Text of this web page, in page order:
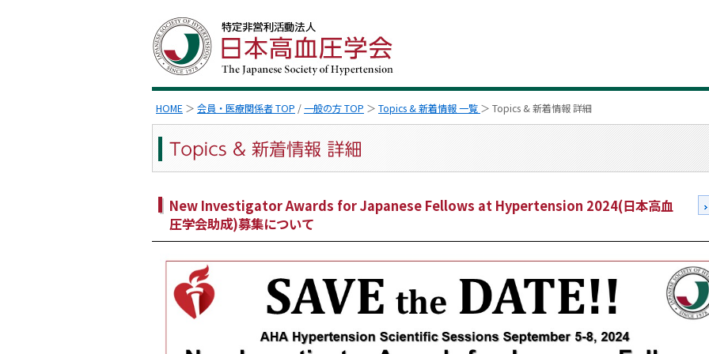
HOME ＞ 会員・医療関係者 TOP /一般の方 TOP ＞ Topics & 新着情報 一覧 ＞ Topics & 新着情報 詳細
New Investigator Awards for Japanese Fellows at Hypertension 2024(日本高血
圧学会助成)募集について